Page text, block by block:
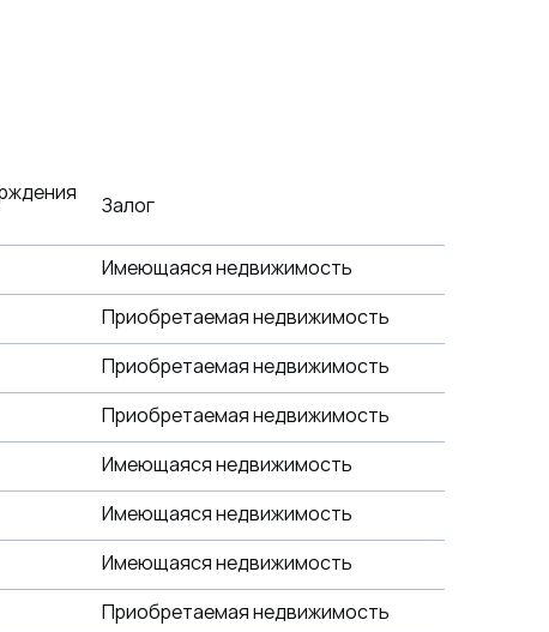
Залог
Имеющаяся недвижимость
Приобретаемая недвижимость
Приобретаемая недвижимость
Приобретаемая недвижимость
Имеющаяся недвижимость
Имеющаяся недвижимость
Имеющаяся недвижимость
Приобретаемая недвижимость